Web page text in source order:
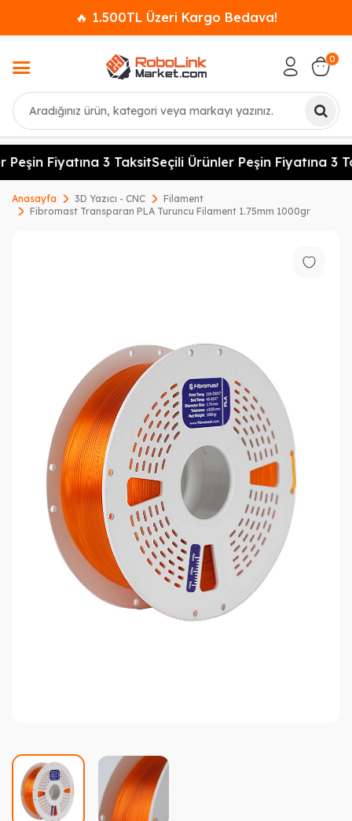
🔥 1.500TL Üzeri Kargo Bedava!
Ara
0
Fiyatına 3 TaksitSeçili Ürünler Peşin Fiyatına 3
Anasayfa 3D Yazıcı - CNC
Filament
Fibromast Transparan PLA Turuncu Filament 1.75mm 1000gr